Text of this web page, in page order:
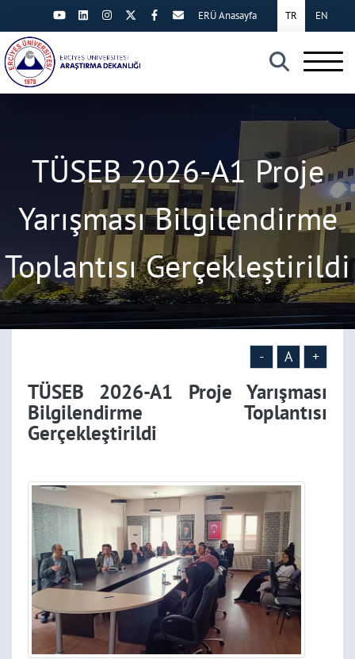
×
TR EN
ERÜ Anasayfa
TÜSEB 2026-A1 Proje
Yarışması Bilgilendirme
Toplantısı Gerçekleştirildi
- A +
TÜSEB 2026-A1 Proje Yarışması
Bilgilendirme Toplantısı
Gerçekleştirildi